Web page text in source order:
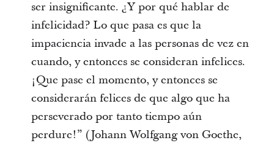
ser insignificante. ¿Y por qué hablar de
infelicidad? Lo que pasa es que la
impaciencia invade a las personas de vez en
cuando, y entonces se consideran infelices.
¡Que pase el momento, y entonces se
considerarán felices de que algo que ha
perseverado por tanto tiempo aún
perdure!” (Johann Wolfgang von Goethe,